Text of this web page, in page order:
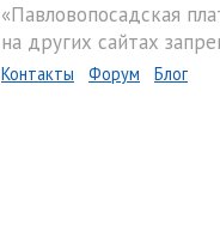
«Павловопосадская
на других сайтах
Контакты Форум Блог